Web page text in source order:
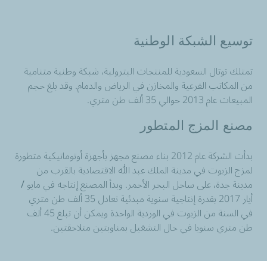
توسيع الشبكة الوطنية
تمتلك توتال السعودية للمنتجات البترولية، شبكة وطنية متنامية
من المكاتب الفرعية والمخازن في الرياض والدمام. وقد بلغ حجم
المبيعات عام 2013 حوالي 35 ألف طن متري.
مصنع المزج المتطور
بدأت الشركة عام 2012 بناء مصنع مجهز بأجهزة أوتوماتيكية متطورة
لمزج الزيوت في مدينة الملك عبد الله الاقتصادية بالقرب من
مدينة جدة، على ساحل البحر الأحمر. وبدأ المصنع إنتاجه في مايو /
أيار 2017 بقدرة إنتاجية سنوية مبدئية تعادل 35 ألف طن متري
في السنة من الزيوت في الوردية الواحدة ويمكن أن تبلغ 45 ألف
طن متري سنويا في حال التشغيل بمناوبتين متلاحقتين.